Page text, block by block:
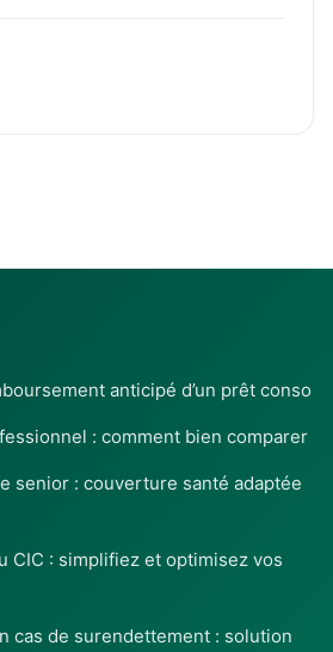
anticipé d’un prêt conso
: comment bien comparer
senior : couverture santé adaptée
CIC : simplifiez et optimisez vos
cas de surendettement : solution